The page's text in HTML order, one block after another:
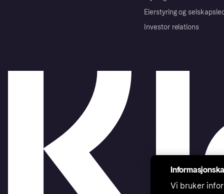
Eierstyring og
Investor relations
Vi bruker